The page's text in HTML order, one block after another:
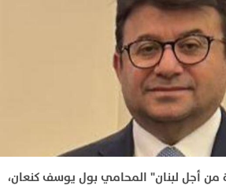
من أجل لبنان" المحامي بول يوسف كنعان،